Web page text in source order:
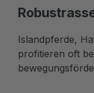
Islandpferde,
profitieren oft